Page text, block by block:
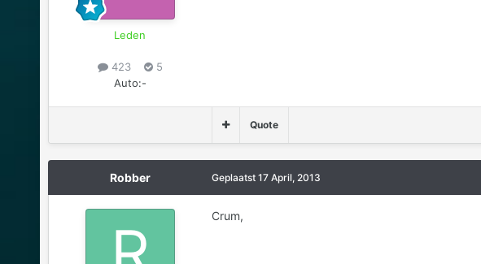
Leden
423
5
Auto:-
Quote
Robber Geplaatst 17 April, 2013
Crum,